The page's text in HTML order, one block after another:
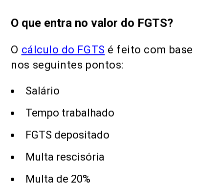
O que entra no valor do FGTS?
O cálculo do FGTS é feito com base
nos seguintes pontos:
Salário
Tempo trabalhado
FGTS depositado
Multa rescisória
Multa de 20%